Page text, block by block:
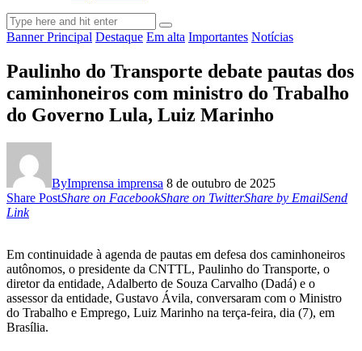
Banner Principal Destaque Em alta Importantes Notícias
Paulinho do Transporte debate pautas dos
caminhoneiros com ministro do Trabalho
do Governo Lula, Luiz Marinho
ByImprensa imprensa 8 de outubro de 2025
Share PostShare on FacebookShare on TwitterShare by EmailSend
Link
Em continuidade à agenda de pautas em defesa dos caminhoneiros
autônomos, o presidente da CNTTL, Paulinho do Transporte, o
diretor da entidade, Adalberto de Souza Carvalho (Dadá) e o
assessor da entidade, Gustavo Ávila, conversaram com o Ministro
do Trabalho e Emprego, Luiz Marinho na terça-feira, dia (7), em
Brasília.